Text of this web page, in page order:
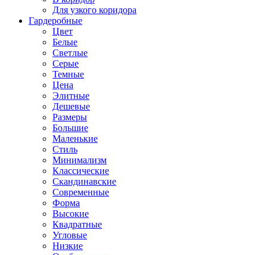
Для узкого коридора
Гардеробные
Цвет
Белые
Светлые
Серые
Темные
Цена
Элитные
Дешевые
Размеры
Большие
Маленькие
Стиль
Минимализм
Классические
Скандинавские
Современные
Форма
Высокие
Квадратные
Угловые
Низкие